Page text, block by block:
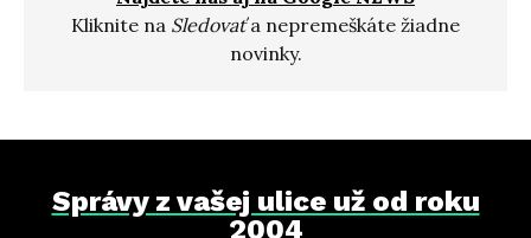
Kliknite na Sledovaťa nepremeškáte žiadne
novinky.
Správy z vašej ulice už od roku
2004